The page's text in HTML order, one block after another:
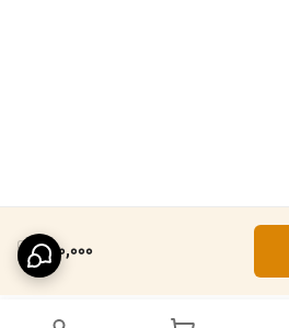
920,000